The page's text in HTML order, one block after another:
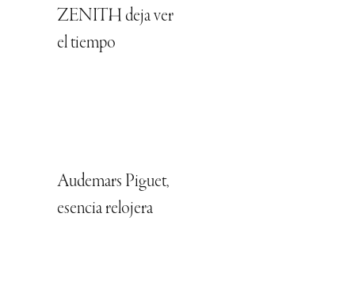
ZENITH deja ver
el tiempo
Audemars Piguet,
esencia relojera